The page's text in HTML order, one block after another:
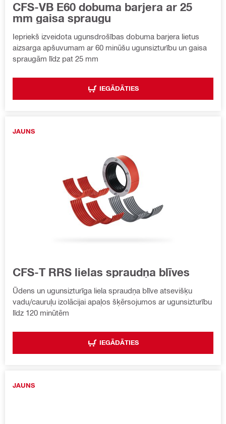
CFS-VB E60 dobuma barjera ar 25
mm gaisa spraugu
Iepriekš izveidota ugunsdrošības dobuma barjera lietus
aizsarga apšuvumam ar 60 minūšu ugunsizturību un gaisa
spraugām līdz pat 25 mm
IEGĀDĀTIES
JAUNS
CFS-T RRS lielas spraudņa blīves
Ūdens un ugunsizturīga liela spraudņa blīve atsevišķu
vadu/cauruļu izolācijai apaļos šķērsojumos ar ugunsizturību
līdz 120 minūtēm
IEGĀDĀTIES
JAUNS